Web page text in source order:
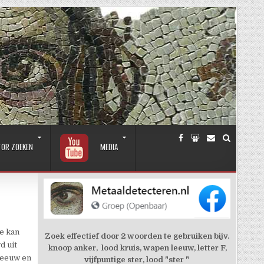
ZOEKEN MEDIA
kan
uit
en
Zoek effectief door 2 woorden te gebruiken bijv.
knoop anker, lood kruis, wapen leeuw, letter F,
vijfpuntige ster, lood "ster "